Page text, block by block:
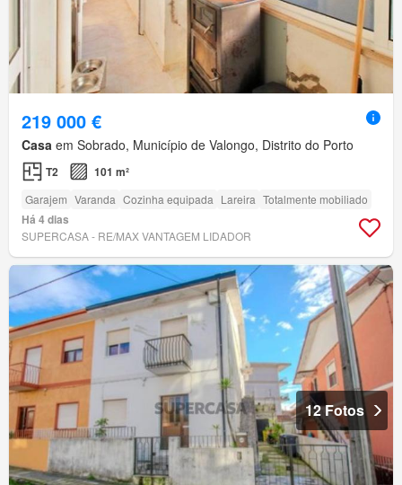
219 000 €
Casa em Sobrado, Município de Valongo, Distrito do Porto
T2 101 m²
Garajem Varanda Cozinha equipada Lareira Totalmente mobiliado
Há 4 dias
SUPERCASA - RE/MAX VANTAGEM LIDADOR
12 Fotos